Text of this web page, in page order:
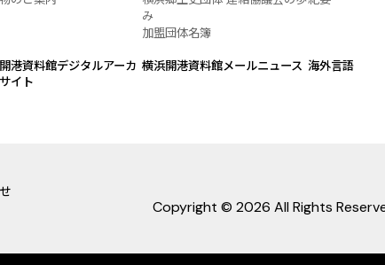
み
加盟団体名簿
港資料館デジタルアーカ
イト
横浜開港資料館メールニュース 海外言語
Copyright © 2026 All Rights